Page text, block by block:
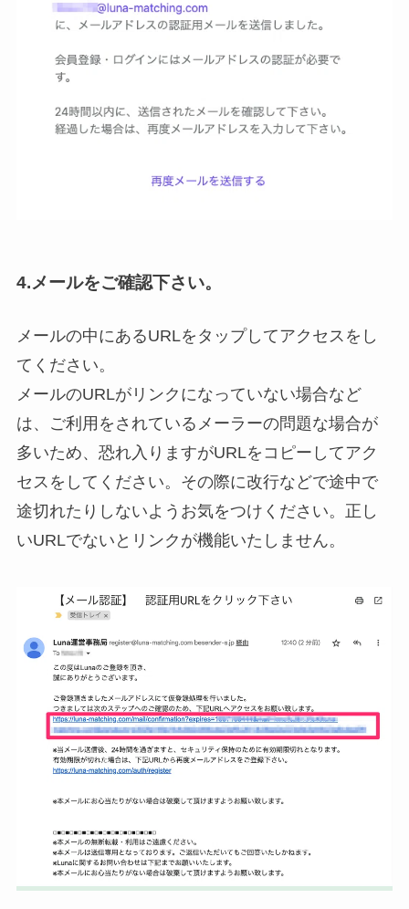
4.メールをご確認下さい。
メールの中にあるURLをタップしてアクセスをし
てください。
メールのURLがリンクになっていない場合など
は、ご利用をされているメーラーの問題な場合が
多いため、恐れ入りますがURLをコピーしてアク
セスをしてください。その際に改行などで途中で
途切れたりしないようお気をつけください。正し
いURLでないとリンクが機能いたしません。